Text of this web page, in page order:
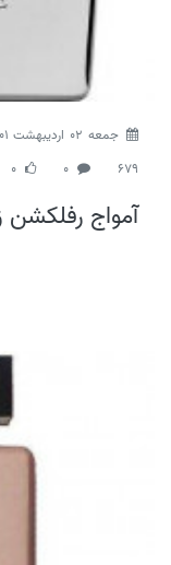
جمعه 02 اردیبهشت 1401
679
0
0
آمواج رفلکشن